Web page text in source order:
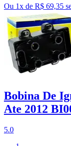
Ou 1x de R$ 69,35
Bobina De
Ate 2012
5.0